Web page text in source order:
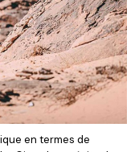
en termes de